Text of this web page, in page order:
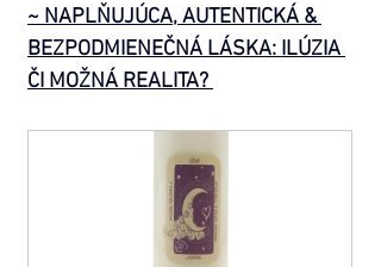
~ NAPLŇUJÚCA, AUTENTICKÁ &
BEZPODMIENEČNÁ LÁSKA: ILÚZIA
ČI MOŽNÁ REALITA?